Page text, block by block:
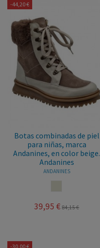
-44,20 €
Botas combinadas de piel
para niñas, marca
Andanines, en color beige.
Andanines
ANDANINES
39,95 € 84,15 €
-30,00 €